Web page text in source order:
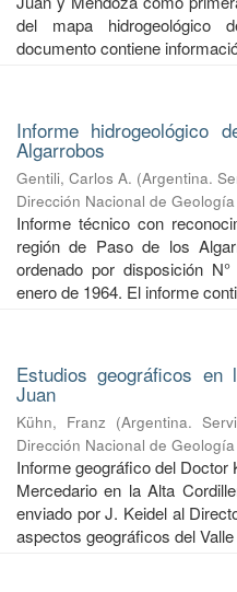
del mapa hidrogeológico
documento contiene
Informe
Algarrobos
Gentili, Carlos A. (Argentina.
Dirección Nacional de
Informe técnico con
región de Paso de los
ordenado por disposición
enero de 1964. El informe
Estudios geográficos
Juan
Kühn, Franz (Argentina.
Dirección Nacional de
Informe geográfico del
Mercedario en la Alta
enviado por J. Keidel al
aspectos geográficos del Valle